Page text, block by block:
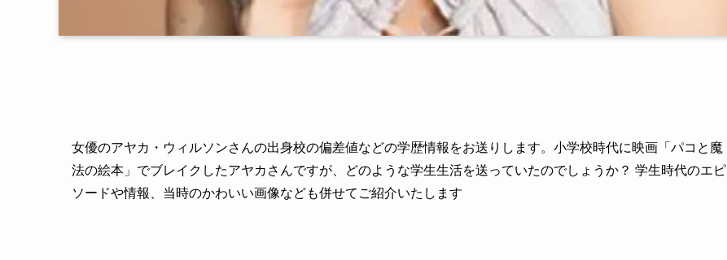
女優のアヤカ・ウィルソンさんの出身校の偏差値などの学歴情報をお送りします。小学校時代に映画「パコと魔
法の絵本」でブレイクしたアヤカさんですが、どのような学生生活を送っていたのでしょうか？ 学生時代のエピ
ソードや情報、当時のかわいい画像なども併せてご紹介いたします